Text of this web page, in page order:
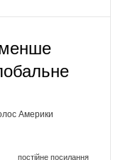
Америки
постійне посилання